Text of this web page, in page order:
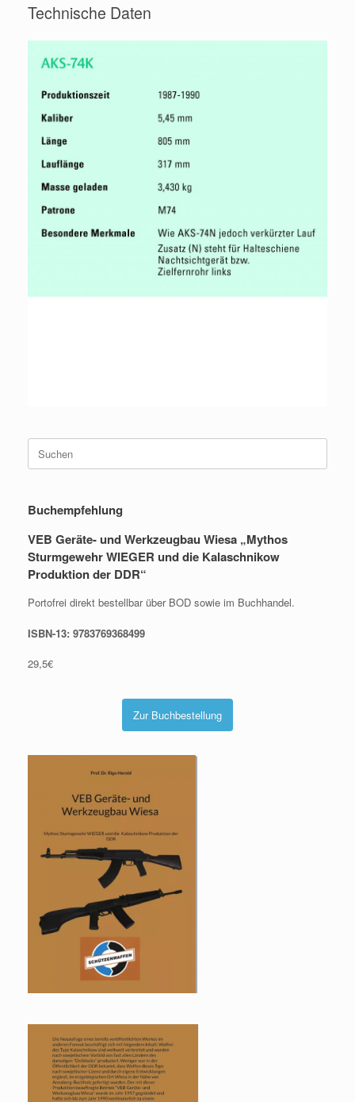
Technische Daten
nach:
Buchempfehlung
VEB Geräte- und Werkzeugbau Wiesa „Mythos
Sturmgewehr WIEGER und die Kalaschnikow
Produktion der DDR“
Portofrei direkt bestellbar über BOD sowie im Buchhandel.
ISBN-13: 9783769368499
29,5€
Zur Buchbestellung